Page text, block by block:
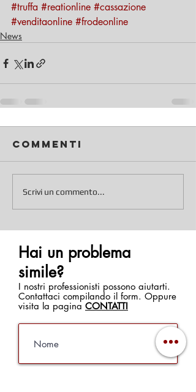
#truffa #reationline #cassazione
#venditaonline #frodeonline
News
Commenti
Scrivi un commento...
Hai un problema
simile?
I nostri professionisti possono aiutarti.
Contattaci compilando il form. Oppure
visita la pagina CONTATTI